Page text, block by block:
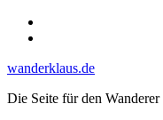
Skip
wanderklaus.de
Die Seite für den Wanderer